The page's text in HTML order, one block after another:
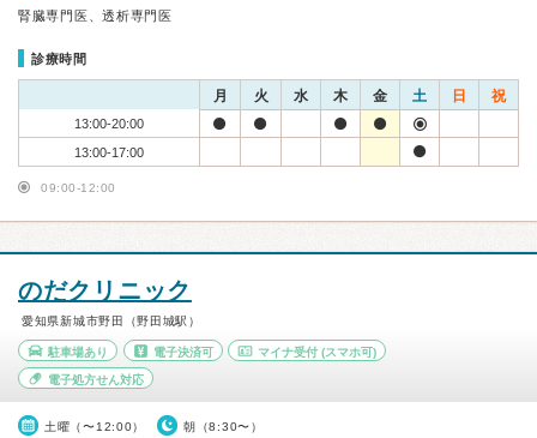
腎臓専門医、透析専門医
診療時間
月 火 水 木 金 土 日 祝
13:00-20:00
13:00-17:00
09:00-12:00
のだクリニック
愛知県新城市野田（野田城駅）
駐車場あり 電子決済可 マイナ受付 (スマホ可)
電子処方せん対応
土曜（〜12:00） 朝（8:30〜）